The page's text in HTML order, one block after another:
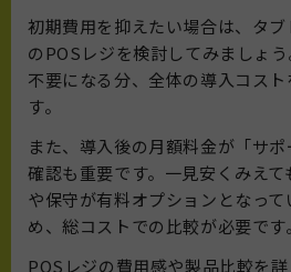
初期費用を抑えたい場合は、タ
のPOSレジを検討してみましょ
不要になる分、全体の導入コス
す。
また、導入後の月額料金が「サ
確認も重要です。一見安くみえ
や保守が有料オプションとなっ
め、総コストでの比較が必要です。
POSレジの費用感や製品比較を